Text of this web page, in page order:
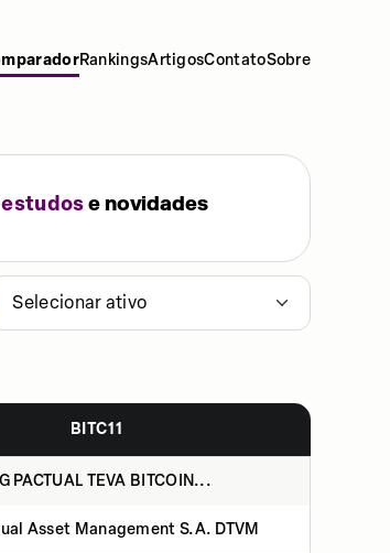
RankingsArtigosContatoSobre
estudose novidades
Selecionar ativo
BITC11
PACTUAL TEVA BITCOIN...
Asset Management S.A. DTVM